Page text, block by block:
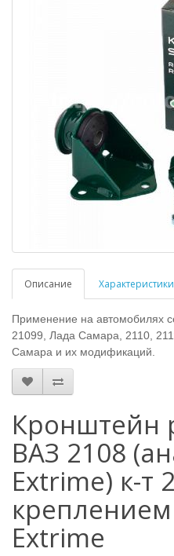
Описание Характеристики
Применение на автомобилях
21099, Лада Самара, 2110,
Самара и их модификаций.
Кронштейн
ВАЗ 2108
Extrime) к-т
креплением
Extrime